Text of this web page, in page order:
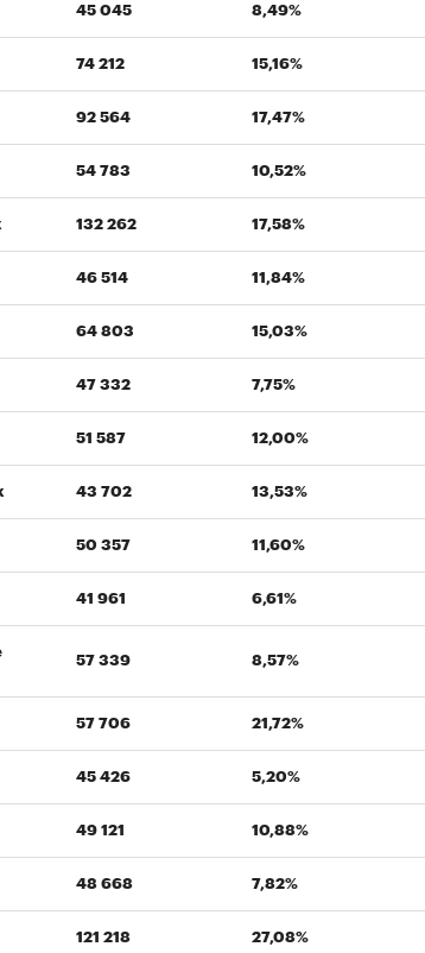
45 045 8,49%
74 212 15,16%
92 564 17,47%
54 783 10,52%
132 262 17,58%
46 514 11,84%
64 803 15,03%
47 332 7,75%
51 587 12,00%
43 702 13,53%
50 357 11,60%
41 961 6,61%
57 339 8,57%
57 706 21,72%
45 426 5,20%
49 121 10,88%
48 668 7,82%
121 218 27,08%